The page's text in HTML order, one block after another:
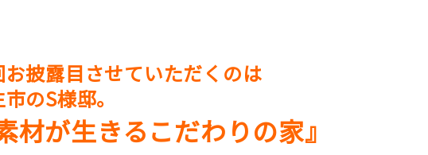
お披露目させていただくのは
のS様邸。
材が生きるこだわりの家』